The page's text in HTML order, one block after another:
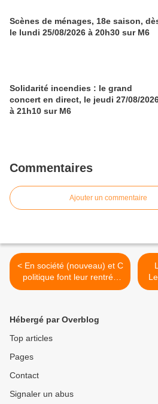
Scènes de ménages, 18e saison,
le lundi 25/08/2026 à 20h30 sur M6
Solidarité incendies : le grand
concert en direct, le jeudi 27/08/
à 21h10 sur M6
Commentaires
Ajouter un commentaire
< En société (nouveau) et C
politique font leur rentrée
dès le dimanche
Hébergé par Overblog
Top articles
Pages
Contact
Signaler un abus